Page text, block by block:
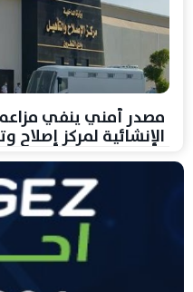
مصدر أمني ينفي مزاعم
الإنشائية لمركز إصلاح